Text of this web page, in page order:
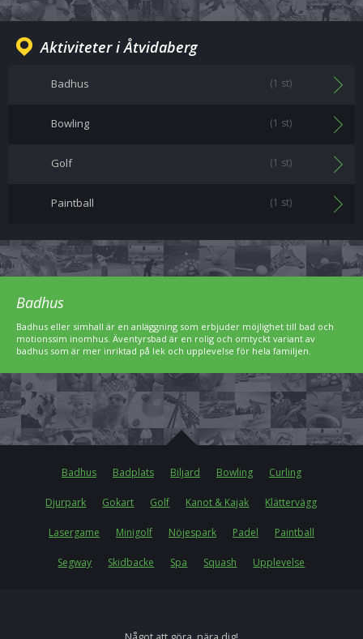
Aktiviteter i Åtvidaberg
Badhus (1 st)
Bowling (1 st)
Golf (1 st)
Paintball (1 st)
Badhus
Badhus eller simhall är en anläggning som erbjuder möjlighet till bad och
motionssim inomhus. Äventyrsbad är en rolig och omtyckt variant av
badhus som är mer inriktad på lek och upplevelse för hela familjen.
Badhus Badplats Biljard Bowling Curling
Djurpark Gokart Golf Kanot & Kajak Klättervägg
Lasergame Minigolf Nöjespark Padel Paintball
Segway Skidbacke Spa Squash Upplevelse